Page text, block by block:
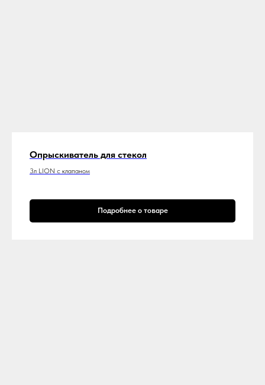
Опрыскиватель для стекол
3л LION с клапаном
Подробнее о товаре